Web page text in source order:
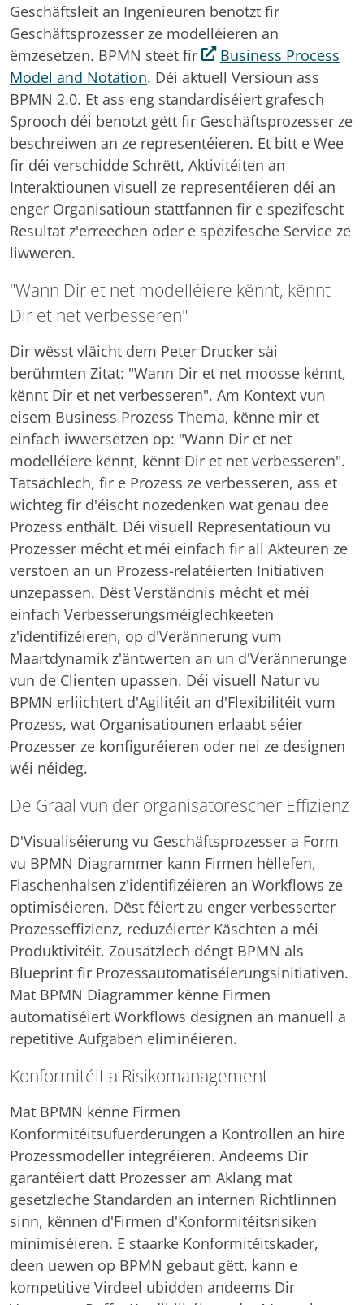
Geschäftsleit an Ingenieuren benotzt fir
Geschäftsprozesser ze modelléieren an
ëmzesetzen. BPMN steet fir
Business Process
Model and Notation. Déi aktuell Versioun ass
BPMN 2.0. Et ass eng standardiséiert grafesch
Sprooch déi benotzt gëtt fir Geschäftsprozesser ze
beschreiwen an ze representéieren. Et bitt e Wee
fir déi verschidde Schrëtt, Aktivitéiten an
Interaktiounen visuell ze representéieren déi an
enger Organisatioun stattfannen fir e spezifescht
Resultat z'erreechen oder e spezifesche Service ze
liwweren.
"Wann Dir et net modelléiere kënnt, kënnt
Dir et net verbesseren"
Dir wësst vläicht dem Peter Drucker säi
berühmten Zitat: "Wann Dir et net moosse kënnt,
kënnt Dir et net verbesseren". Am Kontext vun
eisem Business Prozess Thema, kënne mir et
einfach iwwersetzen op: "Wann Dir et net
modelléiere kënnt, kënnt Dir et net verbesseren".
Tatsächlech, fir e Prozess ze verbesseren, ass et
wichteg fir d'éischt nozedenken wat genau dee
Prozess enthält. Déi visuell Representatioun vu
Prozesser mécht et méi einfach fir all Akteuren ze
verstoen an un Prozess-relatéierten Initiativen
unzepassen. Dëst Verständnis mécht et méi
einfach Verbesserungsméiglechkeeten
z'identifizéieren, op d'Verännerung vum
Maartdynamik z'äntwerten an un d'Verännerunge
vun de Clienten upassen. Déi visuell Natur vu
BPMN erliichtert d'Agilitéit an d'Flexibilitéit vum
Prozess, wat Organisatiounen erlaabt séier
Prozesser ze konfiguréieren oder nei ze designen
wéi néideg.
De Graal vun der organisatorescher Effizienz
D'Visualiséierung vu Geschäftsprozesser a Form
vu BPMN Diagrammer kann Firmen hëllefen,
Flaschenhalsen z'identifizéieren an Workflows ze
optimiséieren. Dëst féiert zu enger verbesserter
Prozesseffizienz, reduzéierter Käschten a méi
Produktivitéit. Zousätzlech déngt BPMN als
Blueprint fir Prozessautomatiséierungsinitiativen.
Mat BPMN Diagrammer kënne Firmen
automatiséiert Workflows designen an manuell a
repetitive Aufgaben eliminéieren.
Konformitéit a Risikomanagement
Mat BPMN kënne Firmen
Konformitéitsufuerderungen a Kontrollen an hire
Prozessmodeller integréieren. Andeems Dir
garantéiert datt Prozesser am Aklang mat
gesetzleche Standarden an internen Richtlinnen
sinn, kënnen d'Firmen d'Konformitéitsrisiken
minimiséieren. E staarke Konformitéitskader,
deen uewen op BPMN gebaut gëtt, kann e
kompetitive Virdeel ubidden andeems Dir